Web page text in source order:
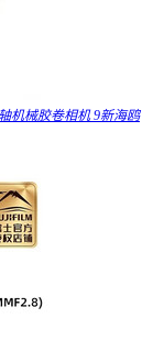
机械胶卷相机 9新海鸥